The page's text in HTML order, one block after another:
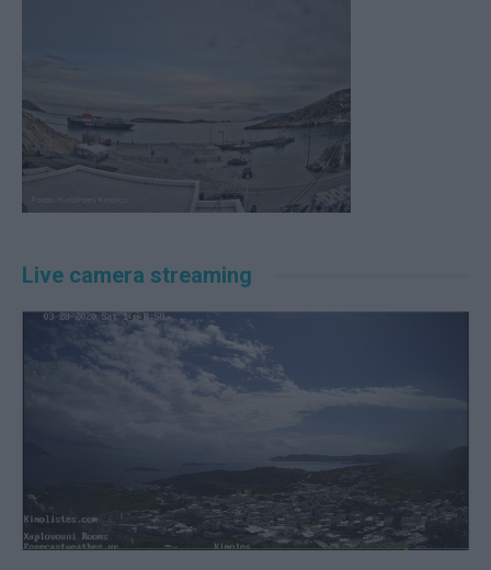
Live camera streaming